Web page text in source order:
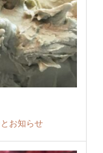
お知らせ